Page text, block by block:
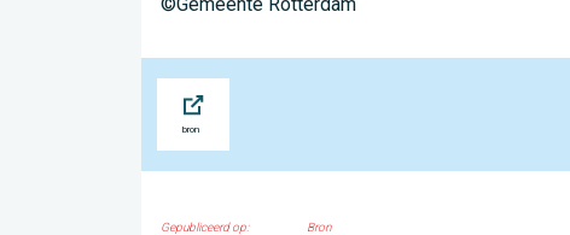
Gepubliceerd op: Bron